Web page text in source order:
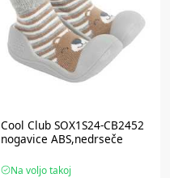
Cool Club SOX1S24-CB2452
nogavice ABS,nedrseče
Na voljo takoj